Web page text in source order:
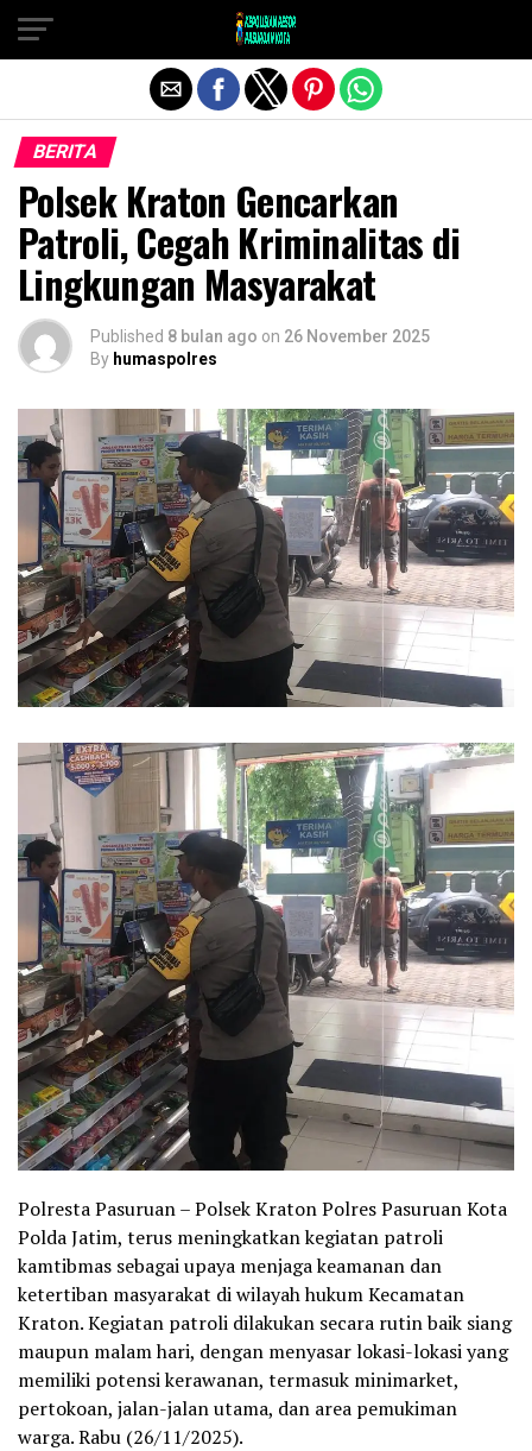
BERITA
Polsek Kraton Gencarkan
Patroli, Cegah Kriminalitas di
Lingkungan Masyarakat
Published 8 bulan ago on 26 November 2025
By humaspolres
Polresta Pasuruan – Polsek Kraton Polres Pasuruan Kota
Polda Jatim, terus meningkatkan kegiatan patroli
kamtibmas sebagai upaya menjaga keamanan dan
ketertiban masyarakat di wilayah hukum Kecamatan
Kraton. Kegiatan patroli dilakukan secara rutin baik siang
maupun malam hari, dengan menyasar lokasi-lokasi yang
memiliki potensi kerawanan, termasuk minimarket,
pertokoan, jalan-jalan utama, dan area pemukiman
warga. Rabu (26/11/2025).
Exit mobile version